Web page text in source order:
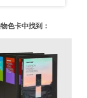
色卡中找到：